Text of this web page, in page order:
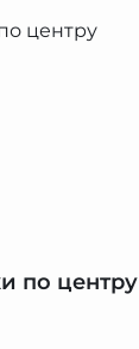
по центру